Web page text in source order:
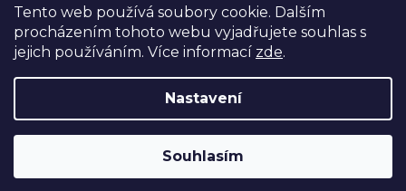
Tento web používá soubory cookie. Dalším
procházením tohoto webu vyjadřujete souhlas s
jejich používáním. Více informací zde.
Nastavení
Souhlasím
Obchod
Kalkulačka krmné dávky
Jak to funguje
BiBi FOOD . Všechna práva vyhrazena.